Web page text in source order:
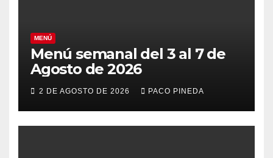
MENÚ
Menú semanal del 3 al 7 de
Agosto de 2026
2 DE AGOSTO DE 2026 PACO PINEDA